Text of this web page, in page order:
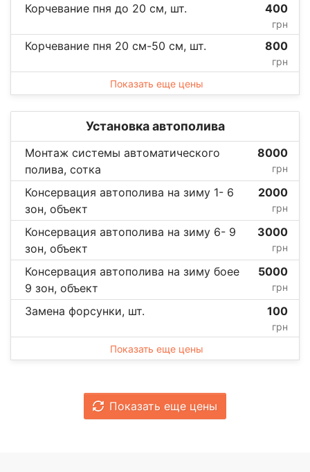
Корчевание пня до 20 см, шт. 400
грн
Корчевание пня 20 см-50 см, шт. 800
грн
Показать еще цены
Установка автополива
Монтаж системы автоматического
полива, сотка
8000
грн
Консервация автополива на зиму 1- 6
зон, объект
2000
грн
Консервация автополива на зиму 6- 9
зон, объект
3000
грн
Консервация автополива на зиму боее
9 зон, объект
5000
грн
Замена форсунки, шт. 100
грн
Показать еще цены
Показать еще цены